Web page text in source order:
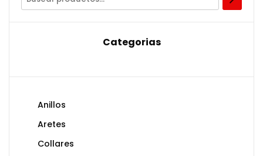
Categorias
Anillos
Aretes
Collares